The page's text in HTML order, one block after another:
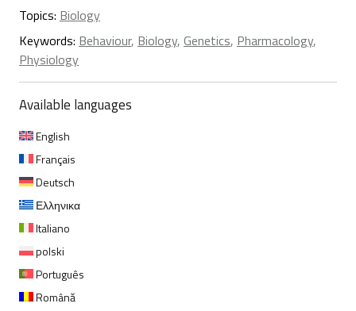
Topics: Biology
Keywords: Behaviour, Biology, Genetics, Pharmacology,
Physiology
Available languages
English
Français
Deutsch
Ελληνικα
Italiano
polski
Português
Română